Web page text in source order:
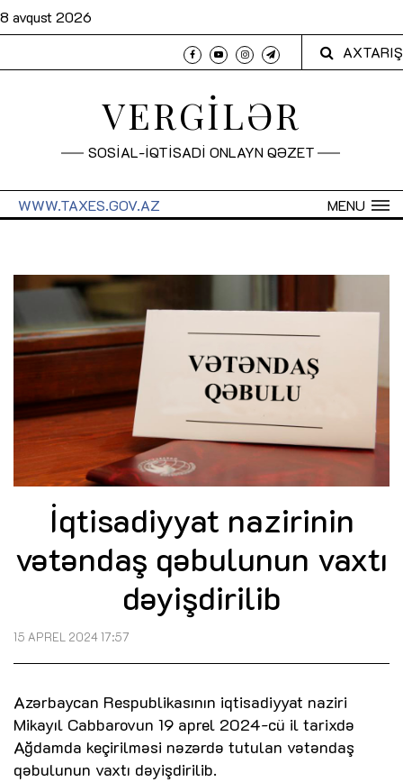
8 avqust 2026
AXTARIŞ
VERGİLƏR
SOSİAL-İQTİSADİ ONLAYN QƏZET
MENU
WWW.TAXES.GOV.AZ
İqtisadiyyat nazirinin
vətəndaş qəbulunun vaxtı
dəyişdirilib
15 APREL 2024 17:57
Azərbaycan Respublikasının iqtisadiyyat naziri
Mikayıl Cabbarovun 19 aprel 2024-cü il tarixdə
Ağdamda keçirilməsi nəzərdə tutulan vətəndaş
qəbulunun vaxtı dəyişdirilib.